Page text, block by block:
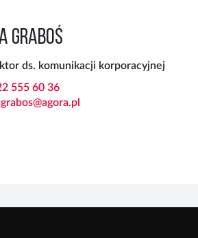
GRABOŚ
ds. komunikacji korporacyjnej
555 60 36